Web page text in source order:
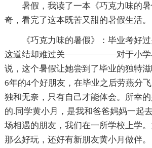
暑假，我读了一本《巧克力味的
奇，看完了这本既苦又甜的暑假生活。
《巧克力味的暑假》：毕业考好
这道结却难过关——————对于小学
说，这个暑假让她尝到了毕业的独特
6年的4个好朋友，在毕业之后劳燕分
独和无奈，只有自己才能体会。所幸
的.同学黄小月，是我和爸爸妈妈一起
场相遇的朋友，我们在一所学校上学
那么好玩，还好有新朋友黄小月做伴。